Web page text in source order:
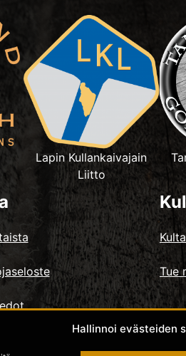
Hallinnoi evästeiden
Lapin Kullankaivajain
Liitto
Tue